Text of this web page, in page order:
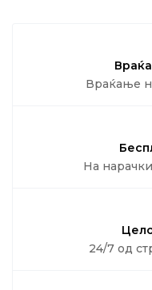
Враќање
На
24/7 од